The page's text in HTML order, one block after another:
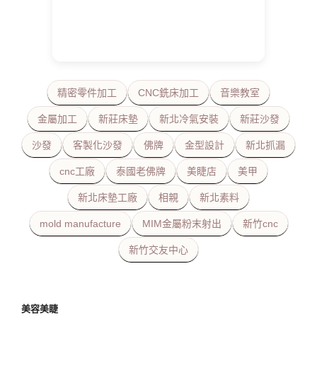
精密零件加工 CNC銑床加工 音樂教室
金屬加工 新莊床墊 新北冷氣安裝 新莊沙發
沙發 客製化沙發 佛牌 金型設計 新北抓漏
cnc工廠 泰國老佛牌 美睫店 美甲
新北床墊工廠 相親 新北素料
mold manufacture MIM金屬粉末射出 新竹cnc
新竹交友中心
美容美睫